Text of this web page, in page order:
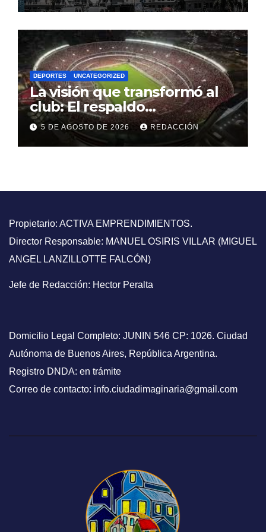
marcha de este mediodía
DEPORTES UNCATEGORIZED
La visión que transformó al
club: El respaldo
contundente a una gestión
directiva que puso a River en
la elite mundial
5 DE AGOSTO DE 2026 REDACCIÓN
Propietario: ACTIVA EMPRENDIMIENTOS.
Director Responsable: MANUEL OSIRIS VILLAR (MIGUEL
ANGEL LANZILLOTTE FALCÓN)
Jefe de Redacción: Hector Peralta
Domicilio Legal Completo: JUNIN 546 CP: 1026. Ciudad
Autónoma de Buenos Aires, República Argentina.
Registro DNDA: en trámite
Correo de contacto: info.ciudadimaginaria@gmail.com